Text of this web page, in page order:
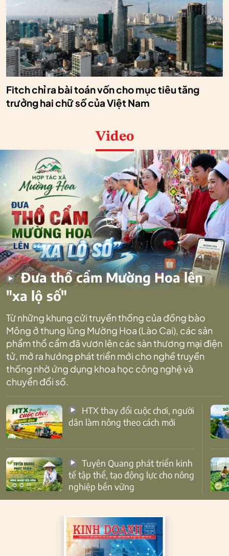
Fitch chỉ ra bài toán vốn cho mục tiêu tăng
trưởng hai chữ số của Việt Nam
Video
Đưa thổ cẩm Mường Hoa lên
"xa lộ số"
Từ những khung cửi truyền thống của đồng bào
Mông ở thung lũng Mường Hoa (Lào Cai), các sản
phẩm thổ cẩm đã vươn lên các sàn thương mại điện
tử, mở ra hướng phát triển mới cho nghề truyền
thống nhờ ứng dụng khoa học công nghệ và
chuyển đổi số.
dân làm nông theo cách mới
tế tập thể, tạo động lực cho nông
nghiệp bền vững